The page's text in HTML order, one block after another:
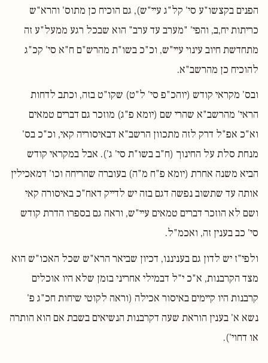
הפנים בקצשו"ע סי' קל"ג עיי"ש), גם הוכיח כן מתוס' והרא"ש
כריתות יח,ב, והפי' "מערב עד ערב" הוא שבכל רגע ממעל"ע זה
מתחדשת חיוב עינוי עיי"ש, וכ"כ בשו"ת מהרש"ם ח"א סי' קכ"ג
להוכיח כן מהרשב"א.
ובס' מקראי קודש (יוהכ"פ סי' ל"ט) שקו"ט בזה, וכתב לדחות
הראי' מהרשב"א שהרי שם (יומא פ"ג) מוזכר גם דברים טמאים
וא"כ אפ"ל דרק לזה מתכוון הרשב"א דבאיסוריה קאי, וכ"כ בס'
מנחת סלת על החינוך (ח"ב בשו"ת סי' ג'). אבל במקראי קודש
הביא משנה אחרת (יומא פ"ח מ"ה) בעוברה שהריחה וכו' דמאכילין
אותה עד שתשוב נפשה דגם בזה יש לדייק דאח"כ באיסורה קאי
ושם לא הוזכר דברים טמאים עיי"ש, וראה גם בספרו הדרת קודש
סי' כב בענין זה, ואכמ"ל.
ולפי"ז יש לדון גם בעניננו, דכיון שביאר הרא"ש שכל האכו"ש הוא
מצד הקרבנות, א"כ י"ל דבמילי אחריני בזמן שלא היו אוכלים
קרבנות היו קיימים באיסור אכילה (וראה לקוטי שיחות חכ"ג פ'
נשא א' בענין הוראת שעה דקרבנות הנשיאים בשבת אם הוא הותרה
או דחוי').